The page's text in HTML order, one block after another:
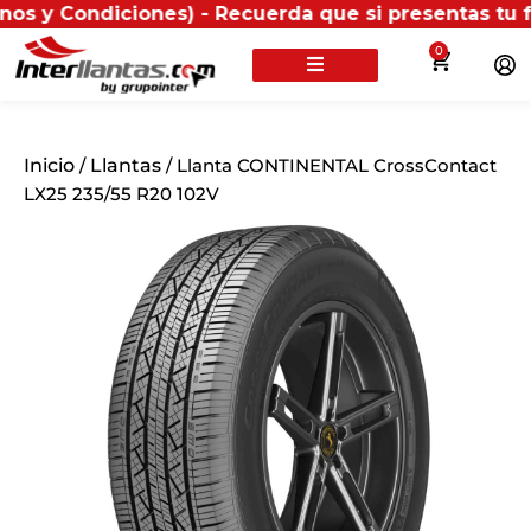
- Recuerda que si presentas tu
0
Inicio / Llantas / Llanta CONTINENTAL CrossContact
LX25 235/55 R20 102V